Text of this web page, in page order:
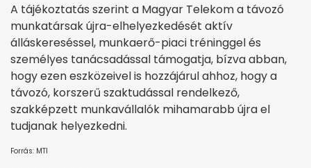
A tájékoztatás szerint a Magyar Telekom a távozó
munkatársak újra-elhelyezkedését aktív
álláskereséssel, munkaerő-piaci tréninggel és
személyes tanácsadással támogatja, bízva abban,
hogy ezen eszközeivel is hozzájárul ahhoz, hogy a
távozó, korszerű szaktudással rendelkező,
szakképzett munkavállalók mihamarabb újra el
tudjanak helyezkedni.
Forrás: MTI